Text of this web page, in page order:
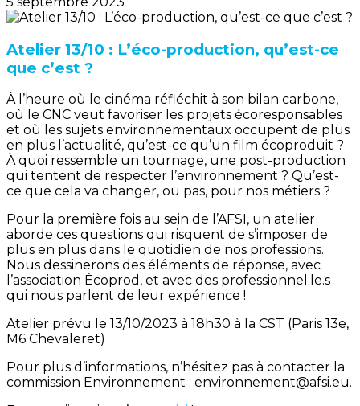
Atelier 13/10 : L’éco-production, qu’est-ce
que c’est ?
À l’heure où le cinéma réfléchit à son bilan carbone,
où le CNC veut favoriser les projets écoresponsables
et où les sujets environnementaux occupent de plus
en plus l’actualité, qu’est-ce qu’un film écoproduit ?
À quoi ressemble un tournage, une post-production
qui tentent de respecter l’environnement ? Qu’est-
ce que cela va changer, ou pas, pour nos métiers ?
Pour la première fois au sein de l’AFSI, un atelier
aborde ces questions qui risquent de s’imposer de
plus en plus dans le quotidien de nos professions.
Nous dessinerons des éléments de réponse, avec
l’association Écoprod, et avec des professionnel.le.s
qui nous parlent de leur expérience !
Atelier prévu le 13/10/2023 à 18h30 à la CST (Paris 13e,
M6 Chevaleret)
Pour plus d’informations, n’hésitez pas à contacter la
commission Environnement : environnement@afsi.eu.